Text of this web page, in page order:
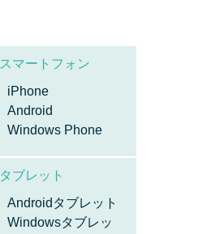
スマートフォン
iPhone
Android
Windows Phone
タブレット
Androidタブレット
Windowsタブレッ